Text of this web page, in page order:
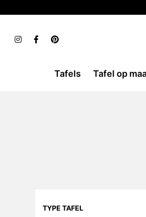
Tafels Tafel op
TYPE TAFEL